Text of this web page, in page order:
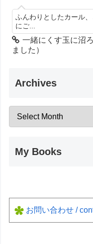
ふんわりとしたカール
にご...
一緒にくす玉に沼
ました）
Archives
My Books
お問い合わせ /